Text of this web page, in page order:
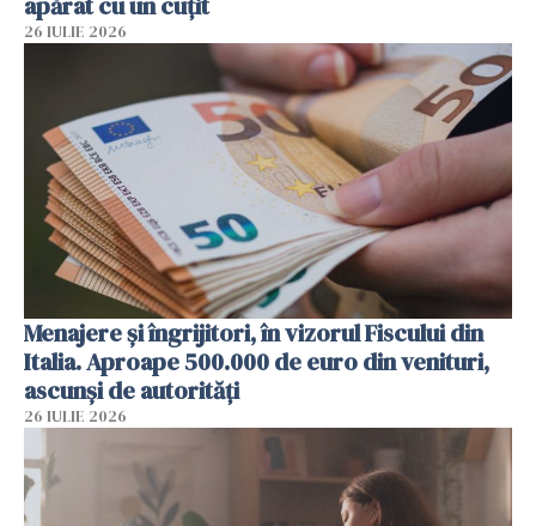
26 IULIE 2026
Menajere și îngrijitori, în vizorul Fiscului din
Italia. Aproape 500.000 de euro din venituri,
ascunși de autorități
26 IULIE 2026